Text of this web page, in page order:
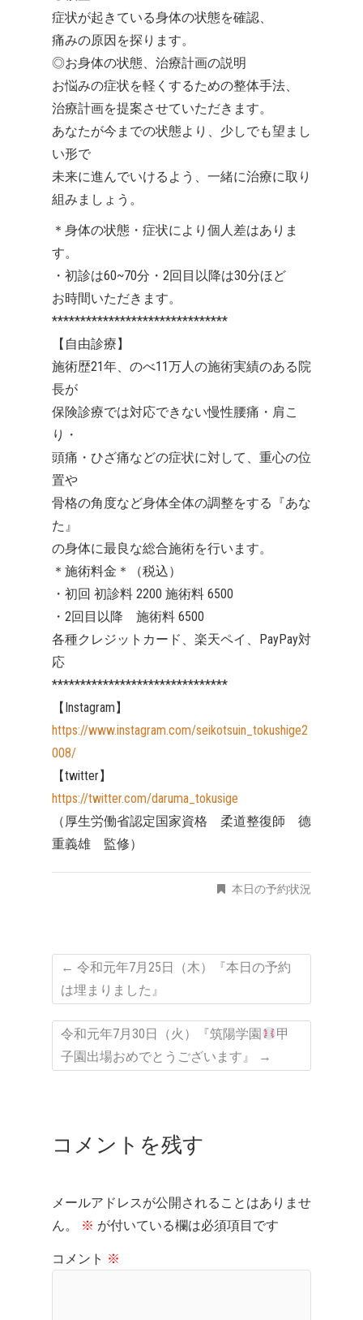
症状が起きている身体の状態を確認、
痛みの原因を探ります。
◎お身体の状態、治療計画の説明
お悩みの症状を軽くするための整体手法、
治療計画を提案させていただきます。
あなたが今までの状態より、少しでも望まし
い形で
未来に進んでいけるよう、一緒に治療に取り
組みましょう。
＊身体の状態・症状により個人差はありま
す。
・初診は60~70分・2回目以降は30分ほど
お時間いただきます。
*******************************
【自由診療】
施術歴21年、のべ11万人の施術実績のある院
長が
保険診療では対応できない慢性腰痛・肩こ
り・
頭痛・ひざ痛などの症状に対して、重心の位
置や
骨格の角度など身体全体の調整をする『あな
た』
の身体に最良な総合施術を行います。
＊施術料金＊（税込）
・初回 初診料 2200 施術料 6500
・2回目以降 施術料 6500
各種クレジットカード、楽天ペイ、PayPay対
応
*******************************
【Instagram】
https://www.instagram.com/seikotsuin_tokushige2
008/
【twitter】
https://twitter.com/daruma_tokusige
（厚生労働省認定国家資格 柔道整復師 德
重義雄 監修）
本日の予約状況
← 令和元年7月25日（木）『本日の予約
は埋まりました』
令和元年7月30日（火）『筑陽学園
甲
子園出場おめでとうございます』
→
コメントを残す
メールアドレスが公開されることはありませ
ん。
※ が付いている欄は必須項目です
コメント ※